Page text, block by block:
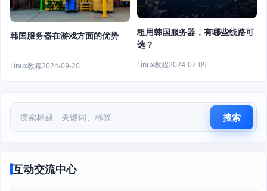
韩国服务器在游戏方面的优势
Linux教程2024-09-20
租用韩国服务器，有哪些线路可
选？
Linux教程2024-07-09
搜索
互动交流中心